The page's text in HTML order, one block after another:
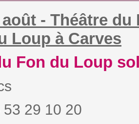
- Théâtre
Loup à Carves
Fon du Loup
29 10 20